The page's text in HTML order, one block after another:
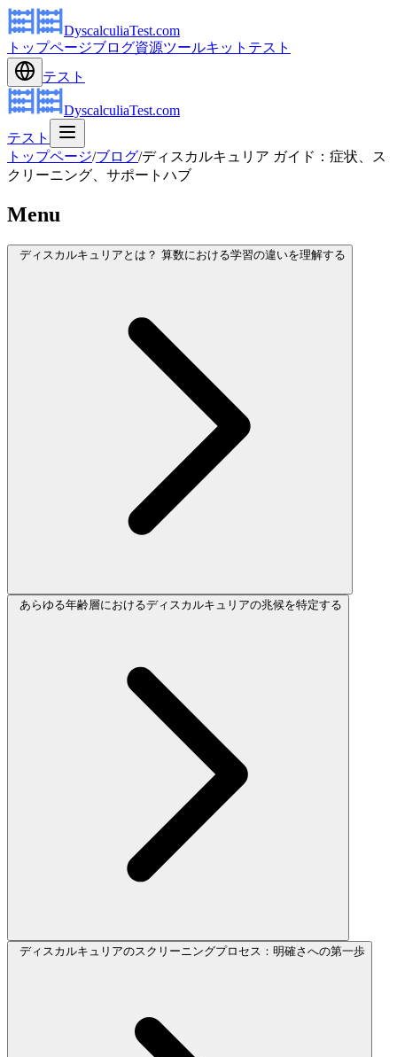
DyscalculiaTest.com
トップページブログ資源ツールキット テスト
テスト
DyscalculiaTest.com
テスト
トップページ/ブログ/ディスカルキュリア ガイド：症状、ス
クリーニング、サポートハブ
Menu
ディスカルキュリアとは？ 算数における学習の違いを理解する
あらゆる年齢層におけるディスカルキュリアの兆候を特定する
ディスカルキュリアのスクリーニングプロセス：明確さへの第一歩